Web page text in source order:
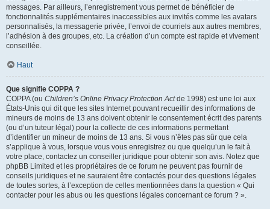
messages. Par ailleurs, l’enregistrement vous permet de bénéficier de
fonctionnalités supplémentaires inaccessibles aux invités comme les avatars
personnalisés, la messagerie privée, l’envoi de courriels aux autres membres,
l’adhésion à des groupes, etc. La création d’un compte est rapide et vivement
conseillée.
Haut
Que signifie COPPA ?
COPPA (ou Children’s Online Privacy Protection Actde 1998) est une loi aux
États-Unis qui dit que les sites Internet pouvant recueillir des informations de
mineurs de moins de 13 ans doivent obtenir le consentement écrit des parents
(ou d’un tuteur légal) pour la collecte de ces informations permettant
d’identifier un mineur de moins de 13 ans. Si vous n’êtes pas sûr que cela
s’applique à vous, lorsque vous vous enregistrez ou que quelqu’un le fait à
votre place, contactez un conseiller juridique pour obtenir son avis. Notez que
phpBB Limited et les propriétaires de ce forum ne peuvent pas fournir de
conseils juridiques et ne sauraient être contactés pour des questions légales
de toutes sortes, à l’exception de celles mentionnées dans la question « Qui
contacter pour les abus ou les questions légales concernant ce forum ? ».